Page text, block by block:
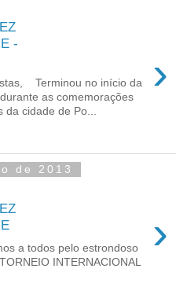
-
›
Terminou no início da
as comemorações
cidade de Po...
de 2013
›
a todos pelo estrondoso
INTERNACIONAL